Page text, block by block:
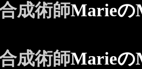
成術師Marieの
成術師Marieの